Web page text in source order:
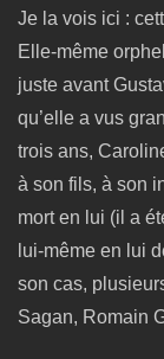
Je la vois ici :
Elle-même
juste avant
qu’elle a vus
trois ans,
à son fils, à son
mort en lui (il a
lui-même en lui
son cas,
Sagan, Romain